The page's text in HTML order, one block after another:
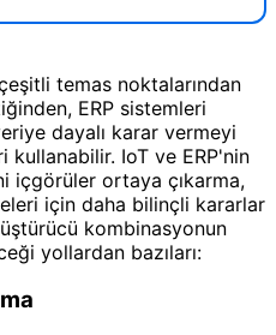
temas noktalarından
ERP sistemleri
dayalı karar vermeyi
IoT ve ERP'nin
içgörüler ortaya çıkarma,
için daha bilinçli kararlar
kombinasyonun
yollardan bazıları: